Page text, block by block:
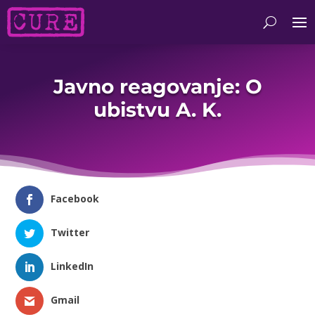
Javno reagovanje: O
ubistvu A. K.
Facebook
Twitter
LinkedIn
Gmail